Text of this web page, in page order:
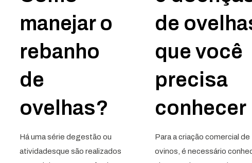
manejar o
rebanho
de
ovelhas?
Há uma série degestão ou
atividadesque são realizados
de
que você
precisa
conhecer
Para a criação comercial de
ovinos, é necessário